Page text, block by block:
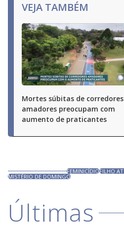
VEJA TAMBÉM
Mortes súbitas de corredores
amadores preocupam com
aumento de praticantes
FEMINICÍDIOFILHO
MISTÉRIO DE DOMINGO
Últimas